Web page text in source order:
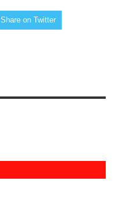
Share on Twitter